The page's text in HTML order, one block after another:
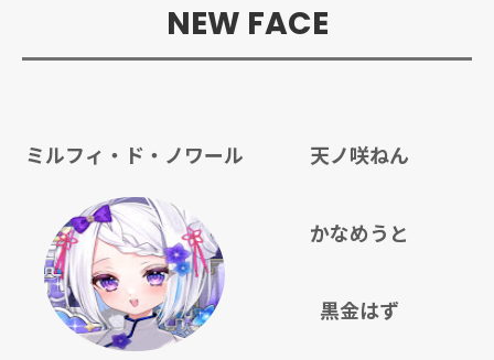
NEW FACE
ミルフィ・ド・ノワール 天ノ咲ねん
かなめうと
黒金はず